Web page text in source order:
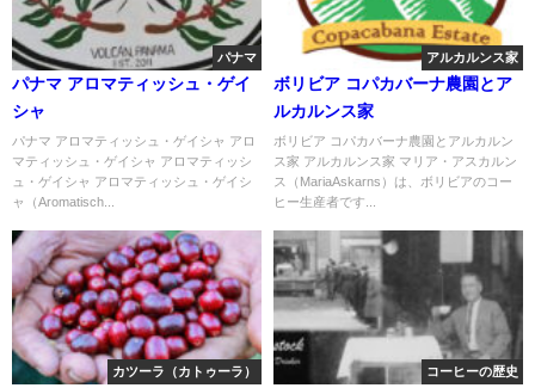
パナマ
パナマ アロマティッシュ・ゲイ
シャ
パナマ アロマティッシュ・ゲイシャ アロ
マティッシュ・ゲイシャ アロマティッシ
ュ・ゲイシャ アロマティッシュ・ゲイシ
ャ（Aromatisch...
アルカルンス家
ボリビア コパカバーナ農園とア
ルカルンス家
ボリビア コパカバーナ農園とアルカルン
ス家 アルカルンス家 マリア・アスカルン
ス（MariaAskarns）は、ボリビアのコー
ヒー生産者です...
カツーラ（カトゥーラ） コーヒーの歴史